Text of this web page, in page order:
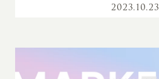
2023.10.23